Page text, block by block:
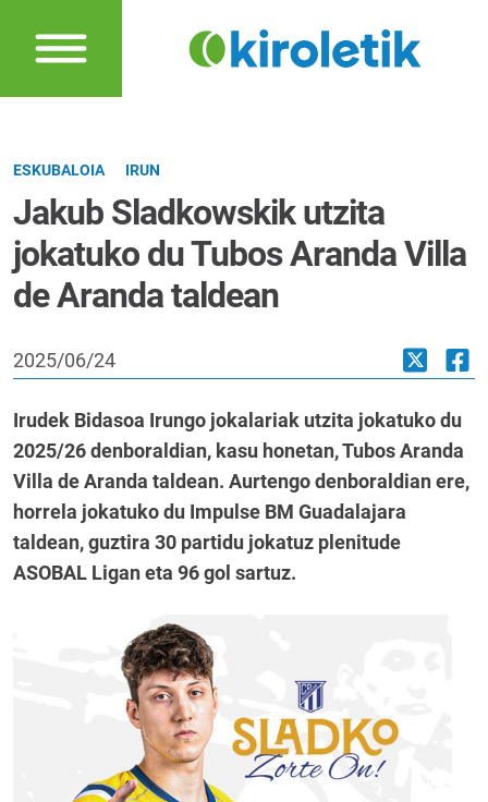
ESKUBALOIA IRUN
Jakub Sladkowskik utzita
jokatuko du Tubos Aranda Villa
de Aranda taldean
2025/06/24
Irudek Bidasoa Irungo jokalariak utzita jokatuko du
2025/26 denboraldian, kasu honetan, Tubos Aranda
Villa de Aranda taldean. Aurtengo denboraldian ere,
horrela jokatuko du Impulse BM Guadalajara
taldean, guztira 30 partidu jokatuz plenitude
ASOBAL Ligan eta 96 gol sartuz.